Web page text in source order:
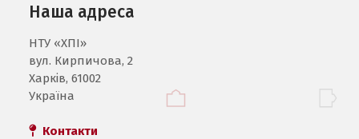
Наша адреса
НТУ «ХПI»
вул. Кирпичова, 2
Харків, 61002
Україна
Контакти